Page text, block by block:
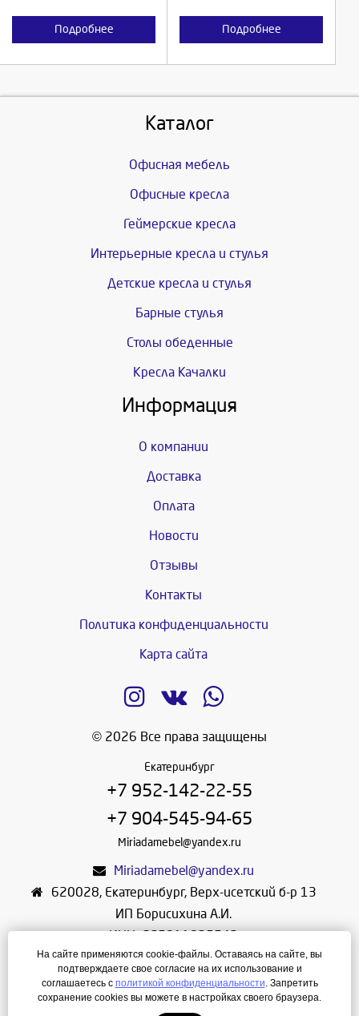
Подробнее Подробнее
Каталог
Офисная мебель
Офисные кресла
Геймерские кресла
Интерьерные кресла и стулья
Детские кресла и стулья
Барные стулья
Столы обеденные
Кресла Качалки
Информация
О компании
Доставка
Оплата
Новости
Отзывы
Контакты
Политика конфиденциальности
Карта сайта
© 2026 Все права защищены
Екатеринбург
+7 952-142-22-55
+7 904-545-94-65
Miriadamebel@yandex.ru
Miriadamebel@yandex.ru
620028, Екатеринбург, Верх-исетский б-р 13
ИП Борисихина А.И.
ИНН: 665811825542
ОГРНИП: 312665804600057
Режим работы: Ежедневно с 10-30 до 19-30
На сайте применяются cookie-файлы. Оставаясь на сайте, вы
подтверждаете свое согласие на их использование и
соглашаетесь с политикой конфиденциальности. Запретить
сохранение cookies вы можете в настройках своего браузера.